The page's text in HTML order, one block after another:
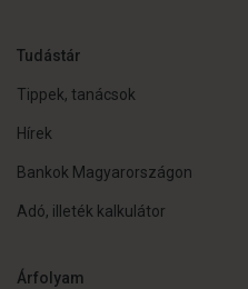
Tudástár
Tippek, tanácsok
Hírek
Bankok Magyarországon
Adó, illeték kalkulátor
Árfolyam